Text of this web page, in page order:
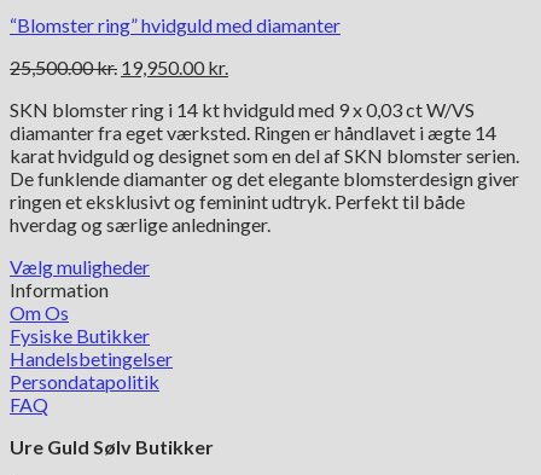
“Blomster ring” hvidguld med diamanter
25,500.00kr. Den
pris
var:
25,500.00 kr..
19,950.00 kr.
pris
er:
19,950.00 kr..
SKN blomster ring i 14 kt hvidguld med 9 x 0,03 ct W/VS
diamanter fra eget værksted. Ringen er håndlavet i ægte 14
karat hvidguld og designet som en del af SKN blomster serien.
De funklende diamanter og det elegante blomsterdesign giver
ringen et eksklusivt og feminint udtryk. Perfekt til både
hverdag og særlige anledninger.
Vælg muligheder
Dette
vare
har
flere
varianter.
Mulighederne
vælges
Information
Om Os
Fysiske Butikker
Handelsbetingelser
Persondatapolitik
FAQ
Ure Guld Sølv Butikker